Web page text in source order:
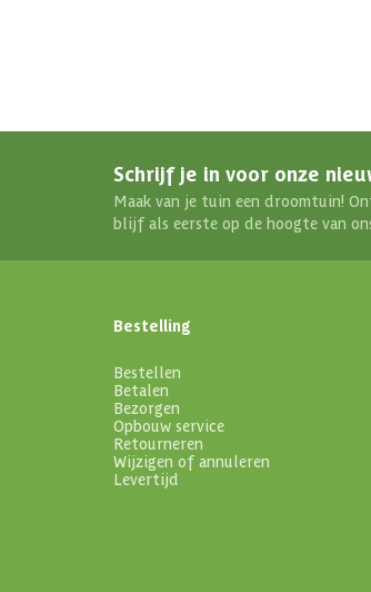
Schrijf je in voor onze
Maak van je tuin een droomtuin!
blijf als eerste op de hoogte van
Bestelling
Bestellen
Betalen
Bezorgen
Opbouw service
Retourneren
Wijzigen of annuleren
Levertijd